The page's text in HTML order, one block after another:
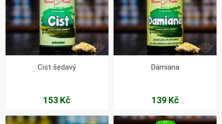
Cist šedavý
153 Kč
Damiana
139 Kč